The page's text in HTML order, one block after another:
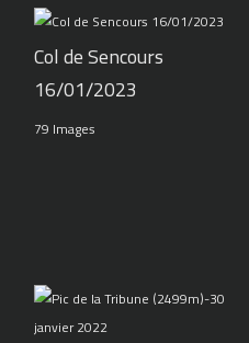
Col de Sencours
16/01/2023
79 Images